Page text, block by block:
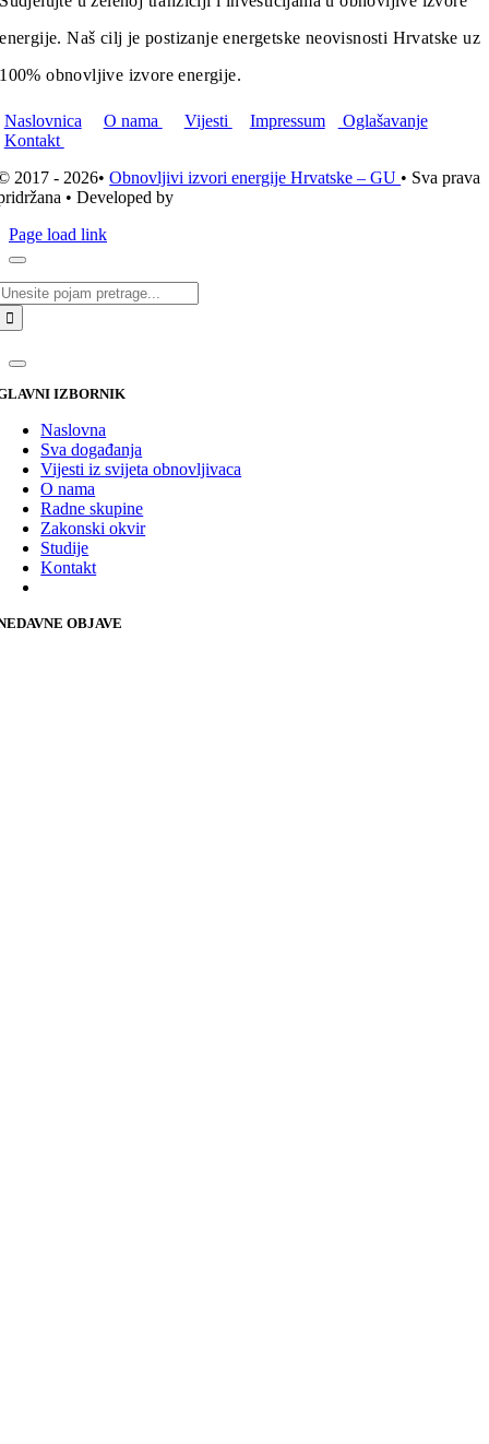
energije. Naš cilj je postizanje energetske neovisnosti Hrvatske uz
100% obnovljive izvore energije.
Naslovnica O nama Vijesti Impressum
Oglašavanje
Kontakt
2017 - 2026•Obnovljivi izvori energije Hrvatske – GU • Sva prava
• Developed by
Page load link
IZBORNIK
Naslovna
Sva događanja
Vijesti iz svijeta obnovljivaca
O nama
Radne skupine
Zakonski okvir
Studije
Kontakt
OBJAVE